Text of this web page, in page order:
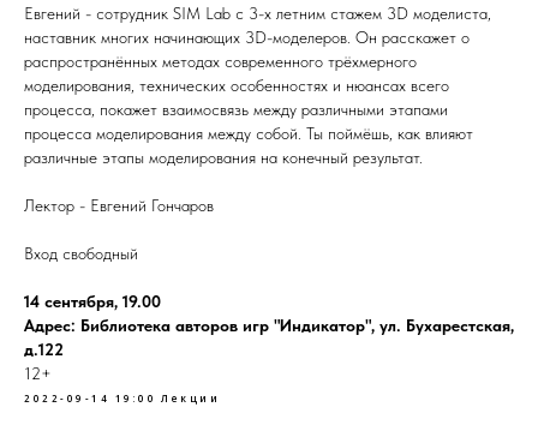
Евгений - сотрудник SIM Lab с 3-х летним стажем 3D моделиста,
наставник многих начинающих 3D-моделеров. Он расскажет о
распространённых методах современного трёхмерного
моделирования, технических особенностях и нюансах всего
процесса, покажет взаимосвязь между различными этапами
процесса моделирования между собой. Ты поймёшь, как влияют
различные этапы моделирования на конечный результат.
Лектор - Евгений Гончаров
Вход свободный
14 сентября, 19.00
Адрес: Библиотека авторов игр "Индикатор", ул. Бухарестская,
д.122
12+
2022-09-14 19:00 Лекции